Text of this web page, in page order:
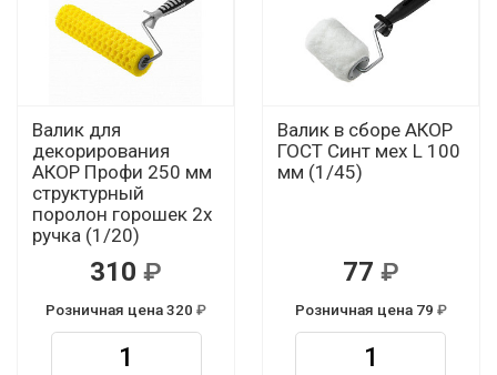
Валик для
декорирования
АКОР Профи 250 мм
структурный
поролон горошек 2х
ручка (1/20)
310
Розничная цена 320
Валик в сборе АКОР
ГОСТ Синт мех L 100
мм (1/45)
77
Розничная цена 79